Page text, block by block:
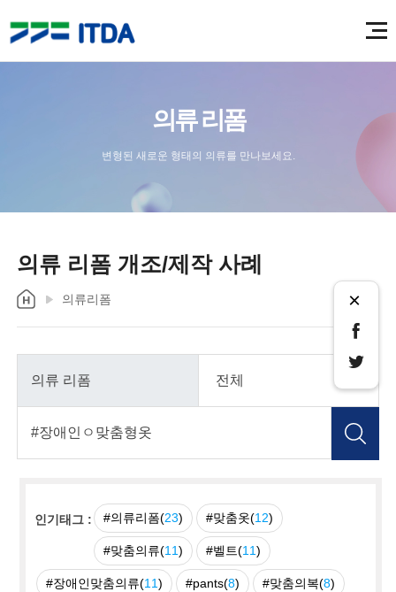
의류 리폼
변형된 새로운 형태의 의류를 만나보세요.
의류 리폼 개조/제작 사례
의류리폼 ×
인기태그 : #의류리폼(23) #맞춤옷(12)
#맞춤의류(11) #벨트(11)
#장애인맞춤의류(11) #pants(8) #맞춤의복(8)